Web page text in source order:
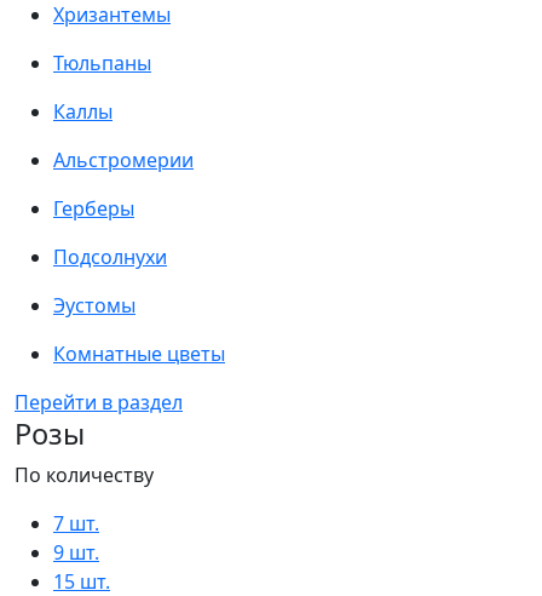
Хризантемы
Тюльпаны
Каллы
Альстромерии
Герберы
Подсолнухи
Эустомы
Комнатные цветы
Перейти в раздел
Розы
По количеству
7 шт.
9 шт.
15 шт.